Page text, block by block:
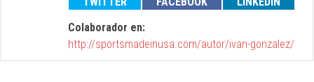
Colaborador en:
http://sportsmadeinusa.com/autor/ivan-gonzalez/